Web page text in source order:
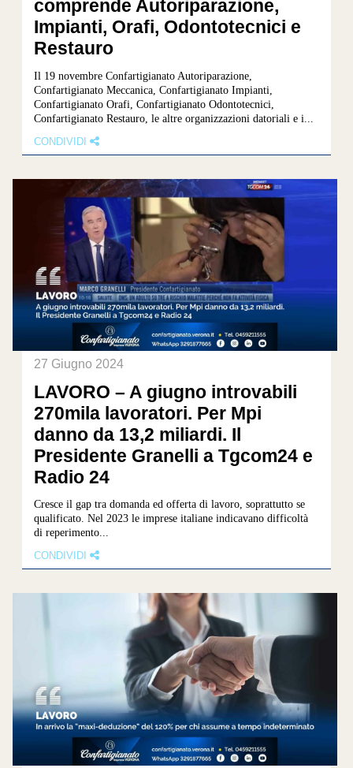
comprende Autoriparazione,
Impianti, Orafi, Odontotecnici e
Restauro
Il 19 novembre Confartigianato Autoriparazione,
Confartigianato Meccanica, Confartigianato Impianti,
Confartigianato Orafi, Confartigianato Odontotecnici,
Confartigianato Restauro, le altre organizzazioni datoriali e i...
CONDIVIDI
27 Giugno 2024
LAVORO – A giugno introvabili
270mila lavoratori. Per Mpi
danno da 13,2 miliardi. Il
Presidente Granelli a Tgcom24 e
Radio 24
Cresce il gap tra domanda ed offerta di lavoro, soprattutto se
qualificato. Nel 2023 le imprese italiane indicavano difficoltà
di reperimento...
CONDIVIDI